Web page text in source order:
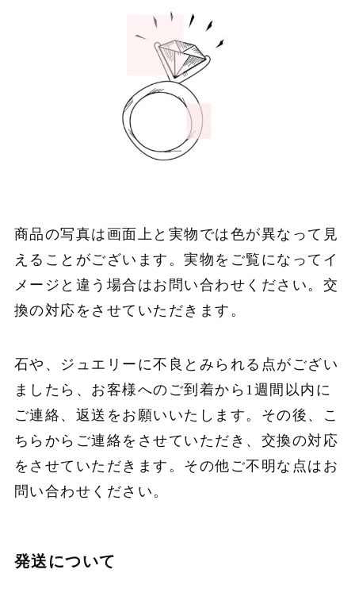
商品の写真は画面上と実物では色が異なって見
えることがございます。実物をご覧になってイ
メージと違う場合はお問い合わせください。交
換の対応をさせていただきます。
石や、ジュエリーに不良とみられる点がござい
ましたら、お客様へのご到着から1週間以内に
ご連絡、返送をお願いいたします。その後、こ
ちらからご連絡をさせていただき、交換の対応
をさせていただきます。その他ご不明な点はお
問い合わせください。
発送について